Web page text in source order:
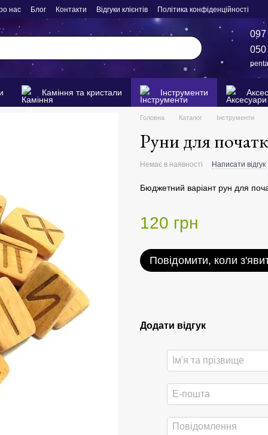
нас Блог Контакти Відгуки клієнтів Політика конфіденційності
097
050
Каміння та кристали Інструменти
Головна Каталог Інструменти
Руни для
Немає в наявності Написати відгук
Бюджетний варіант рун для
120 грн
Повідомити, коли
Додати відгук